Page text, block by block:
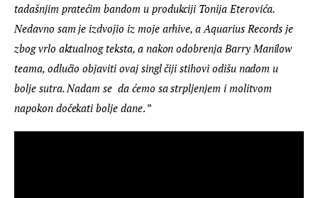
tadašnjim pratećim bandom u produkciji Tonija Eterovića.
Nedavno sam je izdvojio iz moje arhive, a Aquarius Records je
zbog vrlo aktualnog teksta, a nakon odobrenja Barry Manilow
teama, odlučio objaviti ovaj singl čiji stihovi odišu nadom u
bolje sutra. Nadam se  da ćemo sa strpljenjem i molitvom
napokon dočekati bolje dane. ”